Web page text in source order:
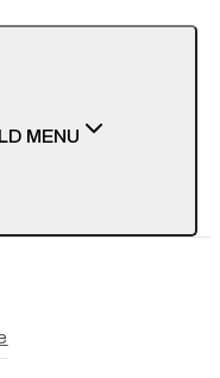
MENU